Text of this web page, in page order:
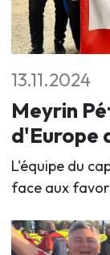
13.11.2024
Meyrin
d'Europe
L'équipe du
face aux